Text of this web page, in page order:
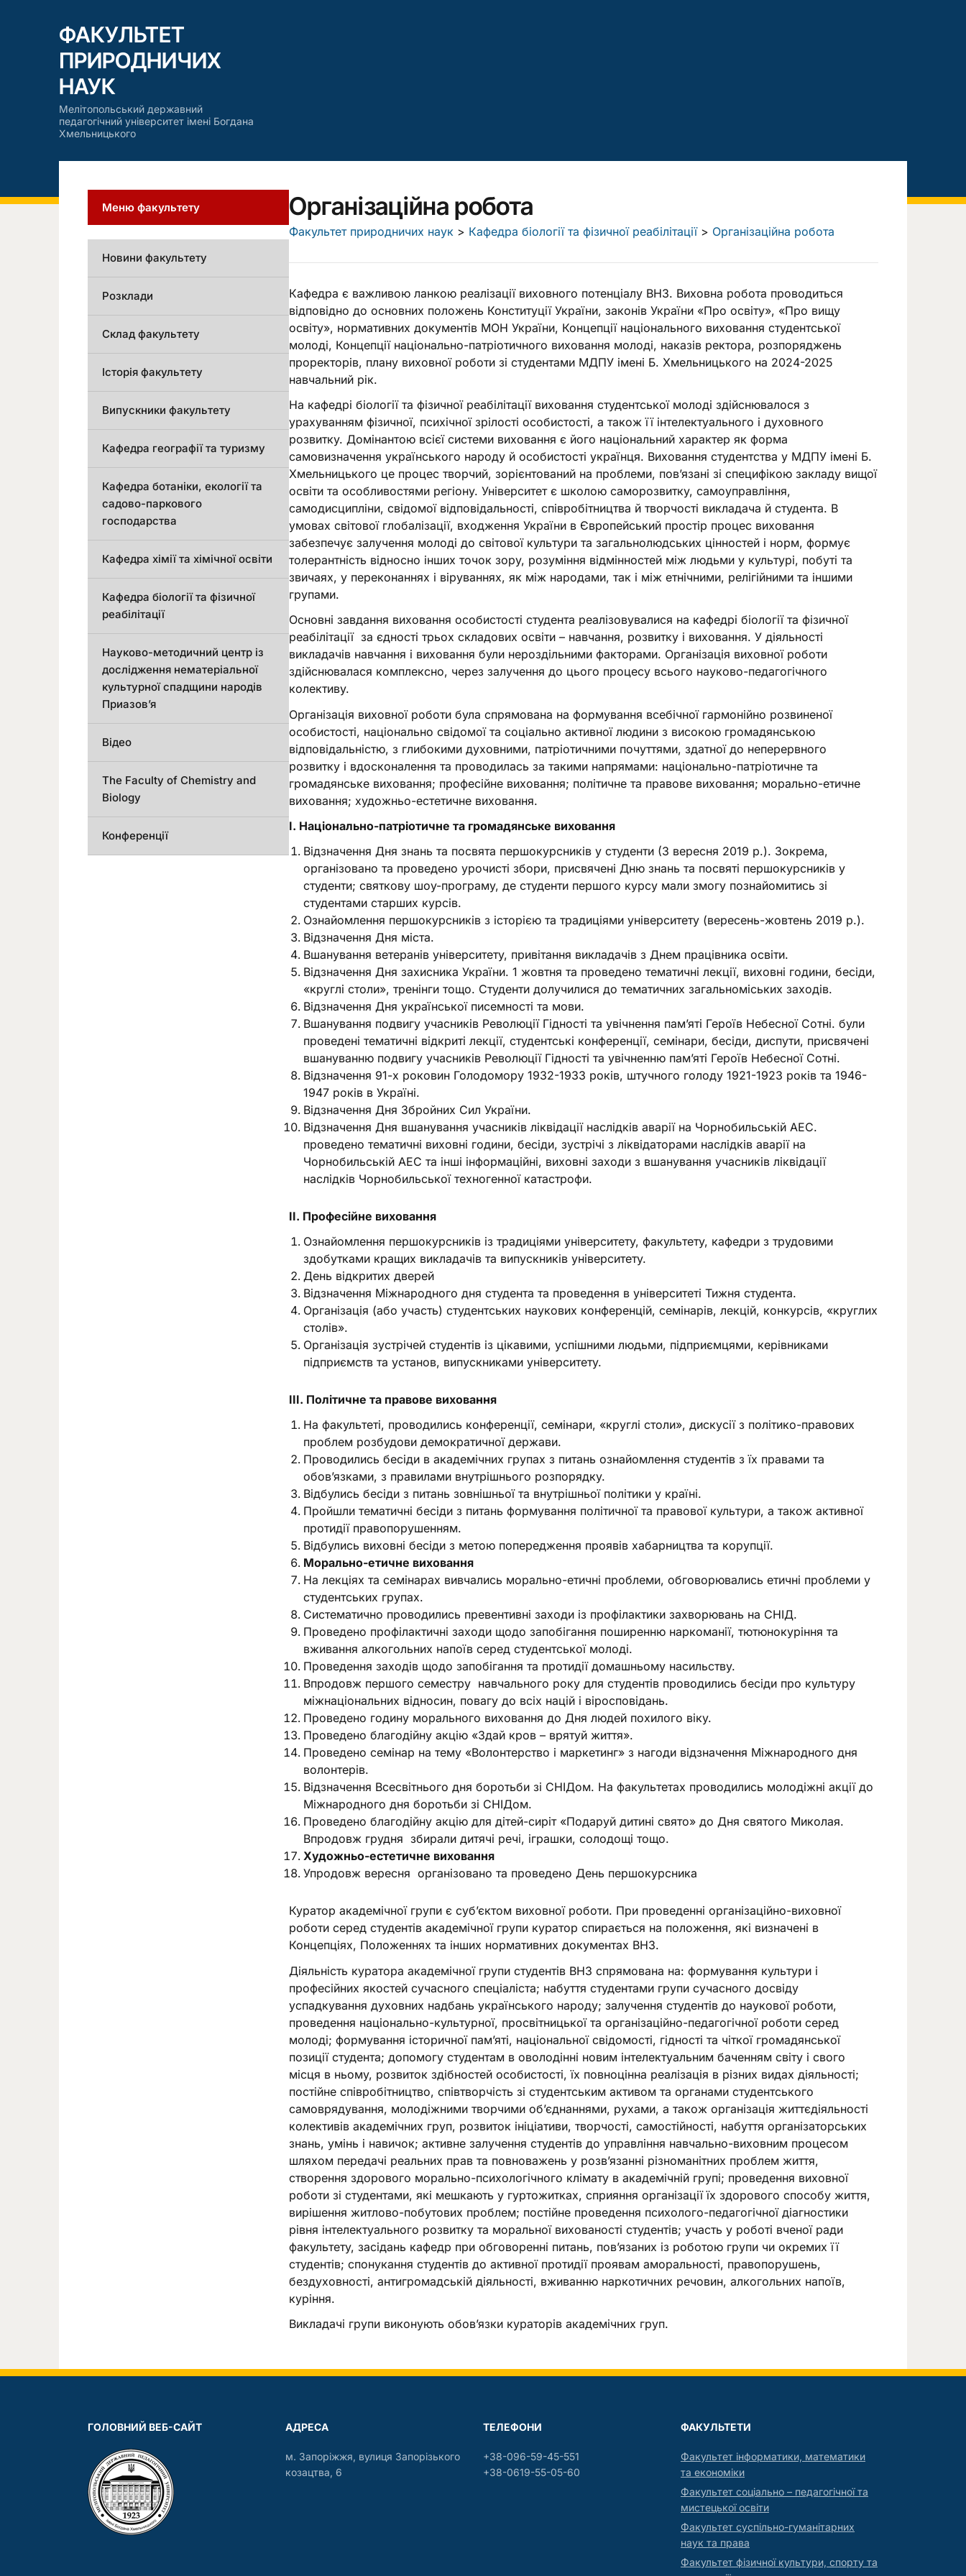
ФАКУЛЬТЕТ
ПРИРОДНИЧИХ
НАУК
Мелітопольський державний
педагогічний університет імені Богдана
Хмельницького
Організаційна робота
Факультет природничих наук > Кафедра біології та фізичної реабілітації> Організаційна робота
Кафедра є важливою ланкою реалізації виховного потенціалу ВНЗ. Виховна робота проводиться
відповідно до основних положень Конституції України, законів України «Про освіту», «Про вищу
освіту», нормативних документів МОН України, Концепції національного виховання студентської
молоді, Концепції національно-патріотичного виховання молоді, наказів ректора, розпоряджень
проректорів, плану виховної роботи зі студентами МДПУ імені Б. Хмельницького на 2024-2025
навчальний рік.
На кафедрі біології та фізичної реабілітації виховання студентської молоді здійснювалося з
урахуванням фізичної, психічної зрілості особистості, а також її інтелектуального і духовного
розвитку. Домінантою всієї системи виховання є його національний характер як форма
самовизначення українського народу й особистості українця. Виховання студентства у МДПУ імені Б.
Хмельницького це процес творчий, зорієнтований на проблеми, пов’язані зі специфікою закладу вищої
освіти та особливостями регіону. Університет є школою саморозвитку, самоуправління,
самодисципліни, свідомої відповідальності, співробітництва й творчості викладача й студента. В
умовах світової глобалізації, входження України в Європейський простір процес виховання
забезпечує залучення молоді до світової культури та загальнолюдських цінностей і норм, формує
толерантність відносно інших точок зору, розуміння відмінностей між людьми у культурі, побуті та
звичаях, у переконаннях і віруваннях, як між народами, так і між етнічними, релігійними та іншими
групами.
Основні завдання виховання особистості студента реалізовувалися на кафедрі біології та фізичної
реабілітації за єдності трьох складових освіти – навчання, розвитку і виховання. У діяльності
викладачів навчання і виховання були нероздільними факторами. Організація виховної роботи
здійснювалася комплексно, через залучення до цього процесу всього науково-педагогічного
колективу.
Організація виховної роботи була спрямована на формування всебічної гармонійно розвиненої
особистості, національно свідомої та соціально активної людини з високою громадянською
відповідальністю, з глибокими духовними, патріотичними почуттями, здатної до неперервного
розвитку і вдосконалення та проводилась за такими напрямами: національно-патріотичне та
громадянське виховання; професійне виховання; політичне та правове виховання; морально-етичне
виховання; художньо-естетичне виховання.
І. Національно-патріотичне та громадянське виховання
Відзначення Дня знань та посвята першокурсників у студенти (3 вересня 2019 р.). Зокрема,
організовано та проведено урочисті збори, присвячені Дню знань та посвяті першокурсників у
студенти; святкову шоу-програму, де студенти першого курсу мали змогу познайомитись зі
студентами старших курсів.
Ознайомлення першокурсників з історією та традиціями університету (вересень-жовтень 2019 р.).
Відзначення Дня міста.
Вшанування ветеранів університету, привітання викладачів з Днем працівника освіти.
Відзначення Дня захисника України. 1 жовтня та проведено тематичні лекції, виховні години, бесіди,
«круглі столи», тренінги тощо. Студенти долучилися до тематичних загальноміських заходів.
Відзначення Дня української писемності та мови.
Вшанування подвигу учасників Революції Гідності та увічнення пам’яті Героїв Небесної Сотні. були
проведені тематичні відкриті лекції, студентські конференції, семінари, бесіди, диспути, присвячені
вшануванню подвигу учасників Революції Гідності та увічненню пам’яті Героїв Небесної Сотні.
Відзначення 91-х роковин Голодомору 1932-1933 років, штучного голоду 1921-1923 років та 1946-
1947 років в Україні.
Відзначення Дня Збройних Сил України.
Відзначення Дня вшанування учасників ліквідації наслідків аварії на Чорнобильській АЕС.
проведено тематичні виховні години, бесіди, зустрічі з ліквідаторами наслідків аварії на
Чорнобильській АЕС та інші інформаційні, виховні заходи з вшанування учасників ліквідації
наслідків Чорнобильської техногенної катастрофи.
ІІ. Професійне виховання
Ознайомлення першокурсників із традиціями університету, факультету, кафедри з трудовими
здобутками кращих викладачів та випускників університету.
День відкритих дверей
Відзначення Міжнародного дня студента та проведення в університеті Тижня студента.
Організація (або участь) студентських наукових конференцій, семінарів, лекцій, конкурсів, «круглих
столів».
Організація зустрічей студентів із цікавими, успішними людьми, підприємцями, керівниками
підприємств та установ, випускниками університету.
ІІІ. Політичне та правове виховання
На факультеті, проводились конференції, семінари, «круглі столи», дискусії з політико-правових
проблем розбудови демократичної держави.
Проводились бесіди в академічних групах з питань ознайомлення студентів з їх правами та
обов’язками, з правилами внутрішнього розпорядку.
Відбулись бесіди з питань зовнішньої та внутрішньої політики у країні.
Пройшли тематичні бесіди з питань формування політичної та правової культури, а також активної
протидії правопорушенням.
Відбулись виховні бесіди з метою попередження проявів хабарництва та корупції.
Морально-етичне виховання
На лекціях та семінарах вивчались морально-етичні проблеми, обговорювались етичні проблеми у
студентських групах.
Систематично проводились превентивні заходи із профілактики захворювань на СНІД.
Проведено профілактичні заходи щодо запобігання поширенню наркоманії, тютюнокуріння та
вживання алкогольних напоїв серед студентської молоді.
Проведення заходів щодо запобігання та протидії домашньому насильству.
Впродовж першого семестру навчального року для студентів проводились бесіди про культуру
міжнаціональних відносин, повагу до всіх націй і віросповідань.
Проведено годину морального виховання до Дня людей похилого віку.
Проведено благодійну акцію «Здай кров – врятуй життя».
Проведено семінар на тему «Волонтерство і маркетинг» з нагоди відзначення Міжнародного дня
волонтерів.
Відзначення Всесвітнього дня боротьби зі СНІДом. На факультетах проводились молодіжні акції до
Міжнародного дня боротьби зі СНІДом.
Проведено благодійну акцію для дітей-сиріт «Подаруй дитині свято» до Дня святого Миколая.
Впродовж грудня збирали дитячі речі, іграшки, солодощі тощо.
Художньо-естетичне виховання
Упродовж вересня організовано та проведено День першокурсника
Куратор академічної групи є суб’єктом виховної роботи. При проведенні організаційно-виховної
роботи серед студентів академічної групи куратор спирається на положення, які визначені в
Концепціях, Положеннях та інших нормативних документах ВНЗ.
Діяльність куратора академічної групи студентів ВНЗ спрямована на: формування культури і
професійних якостей сучасного спеціаліста; набуття студентами групи сучасного досвіду
успадкування духовних надбань українського народу; залучення студентів до наукової роботи,
проведення національно-культурної, просвітницької та організаційно-педагогічної роботи серед
молоді; формування історичної пам’яті, національної свідомості, гідності та чіткої громадянської
позиції студента; допомогу студентам в оволодінні новим інтелектуальним баченням світу і свого
місця в ньому, розвиток здібностей особистості, їх повноцінна реалізація в різних видах діяльності;
постійне співробітництво, співтворчість зі студентським активом та органами студентського
самоврядування, молодіжними творчими об’єднаннями, рухами, а також організація життєдіяльності
колективів академічних груп, розвиток ініціативи, творчості, самостійності, набуття організаторських
знань, умінь і навичок; активне залучення студентів до управління навчально-виховним процесом
шляхом передачі реальних прав та повноважень у розв’язанні різноманітних проблем життя,
створення здорового морально-психологічного клімату в академічній групі; проведення виховної
роботи зі студентами, які мешкають у гуртожитках, сприяння організації їх здорового способу життя,
вирішення житлово-побутових проблем; постійне проведення психолого-педагогічної діагностики
рівня інтелектуального розвитку та моральної вихованості студентів; участь у роботі вченої ради
факультету, засідань кафедр при обговоренні питань, пов’язаних із роботою групи чи окремих її
студентів; спонукання студентів до активної протидії проявам аморальності, правопорушень,
бездуховності, антигромадській діяльності, вживанню наркотичних речовин, алкогольних напоїв,
куріння.
Викладачі групи виконують обов’язки кураторів академічних груп.
Меню факультету
Новини факультету
Розклади
Склад факультету
Історія факультету
Випускники факультету
Кафедра географії та туризму
Кафедра ботаніки, екології та
садово-паркового
господарства
Кафедра хімії та хімічної освіти
Кафедра біології та фізичної
реабілітації
Науково-методичний центр із
дослідження нематеріальної
культурної спадщини народів
Приазов’я
Відео
The Faculty of Chemistry and
Biology
Конференції
ГОЛОВНИЙ ВЕБ-САЙТ АДРЕСА
м. Запоріжжя, вулиця Запорізького
козацтва, 6
ТЕЛЕФОНИ
+38-096-59-45-551
+38-0619-55-05-60
ФАКУЛЬТЕТИ
Факультет інформатики, математики
та економіки
Факультет соціально – педагогічної та
мистецької освіти
Факультет суспільно-гуманітарних
наук та права
Факультет фізичної культури, спорту та